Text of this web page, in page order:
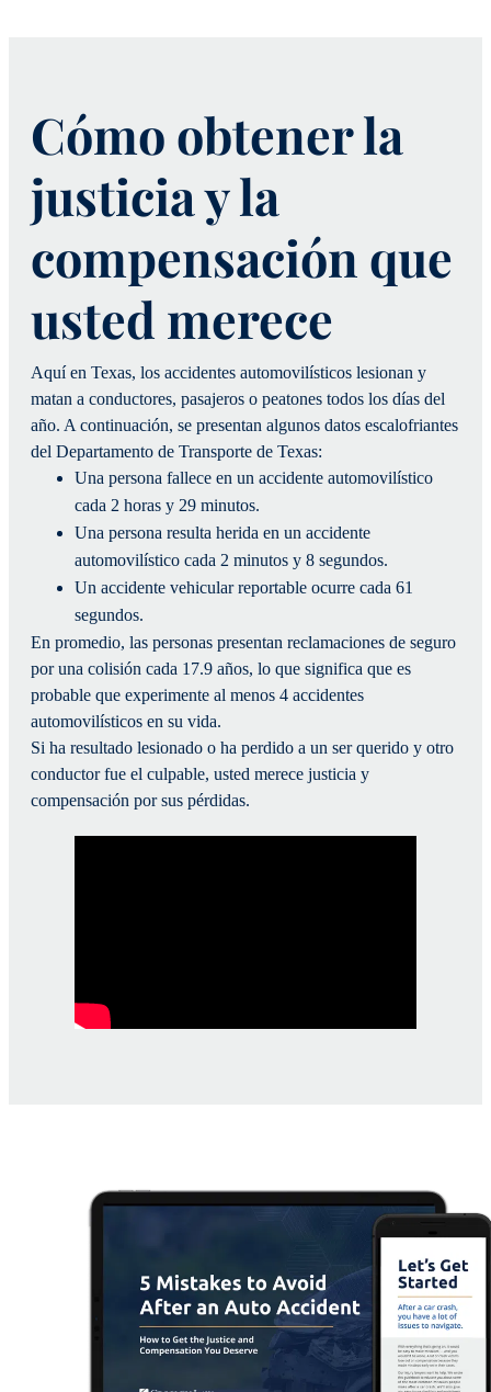
Cómo obtener la
justicia y la
compensación que
usted merece
Aquí en Texas, los accidentes automovilísticos lesionan y
matan a conductores, pasajeros o peatones todos los días del
año. A continuación, se presentan algunos datos escalofriantes
del Departamento de Transporte de Texas:
Una persona fallece en un accidente automovilístico
cada 2 horas y 29 minutos.
Una persona resulta herida en un accidente
automovilístico cada 2 minutos y 8 segundos.
Un accidente vehicular reportable ocurre cada 61
segundos.
En promedio, las personas presentan reclamaciones de seguro
por una colisión cada 17.9 años, lo que significa que es
probable que experimente al menos 4 accidentes
automovilísticos en su vida.
Si ha resultado lesionado o ha perdido a un ser querido y otro
conductor fue el culpable, usted merece justicia y
compensación por sus pérdidas.